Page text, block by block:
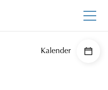
Kalender